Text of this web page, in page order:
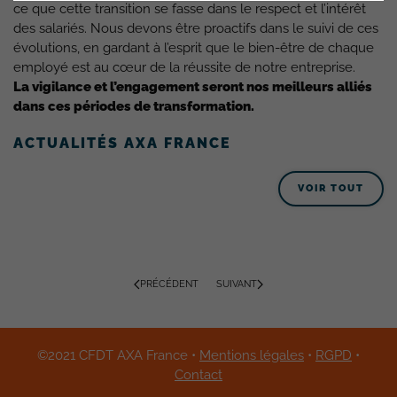
ce que cette transition se fasse dans le respect et l’intérêt
des salariés. Nous devons être proactifs dans le suivi de ces
évolutions, en gardant à l’esprit que le bien-être de chaque
employé est au cœur de la réussite de notre entreprise.
La vigilance et l’engagement seront nos meilleurs alliés
dans ces périodes de transformation.
ACTUALITÉS AXA FRANCE
VOIR TOUT
PRÉCÉDENT SUIVANT
©2021 CFDT AXA France • Mentions légales • RGPD •
Contact